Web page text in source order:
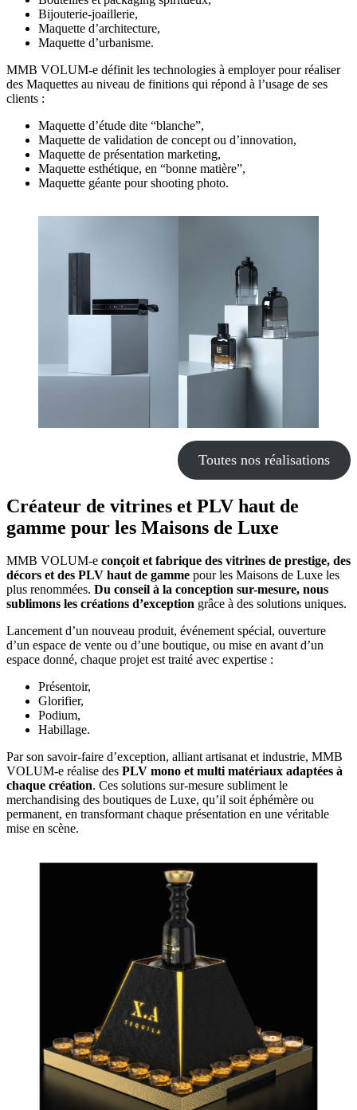
Bijouterie-joaillerie,
Maquette d’architecture,
Maquette d’urbanisme.
MMB VOLUM-e définit les technologies à employer pour réaliser
des Maquettes au niveau de finitions qui répond à l’usage de ses
clients :
Maquette d’étude dite “blanche”,
Maquette de validation de concept ou d’innovation,
Maquette de présentation marketing,
Maquette esthétique, en “bonne matière”,
Maquette géante pour shooting photo.
Toutes nos réalisations
Créateur de vitrines et PLV haut de
gamme pour les Maisons de Luxe
MMB VOLUM-e conçoit et fabrique des vitrines de prestige, des
décors et des PLV haut de gamme pour les Maisons de Luxe les
plus renommées. Du conseil à la conception sur-mesure, nous
sublimons les créations d’exception grâce à des solutions uniques.
Lancement d’un nouveau produit, événement spécial, ouverture
d’un espace de vente ou d’une boutique, ou mise en avant d’un
espace donné, chaque projet est traité avec expertise :
Présentoir,
Glorifier,
Podium,
Habillage.
Par son savoir-faire d’exception, alliant artisanat et industrie, MMB
VOLUM-e réalise des PLV mono et multi matériaux adaptées à
chaque création. Ces solutions sur-mesure subliment le
merchandising des boutiques de Luxe, qu’il soit éphémère ou
permanent, en transformant chaque présentation en une véritable
mise en scène.